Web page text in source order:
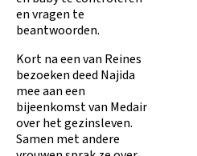
en vragen te
beantwoorden.
Kort na een van Reines
bezoeken deed Najida
mee aan een
bijeenkomst van Medair
over het gezinsleven.
Samen met andere